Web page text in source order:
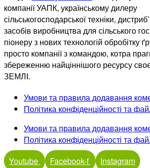
компанії УАПК, українському дилеру
сільськогосподарської техніки,
засобів виробництва для сільського
піонеру з нових технологій обробітку
просто компанії з командою, котра
збереженню найціннішого ресурсу
ЗЕМЛІ.
Умови та правила додавання
Політика конфіденційності та
Умови та правила додавання
Політика конфіденційності та
Youtube
Facebook-f Instagram